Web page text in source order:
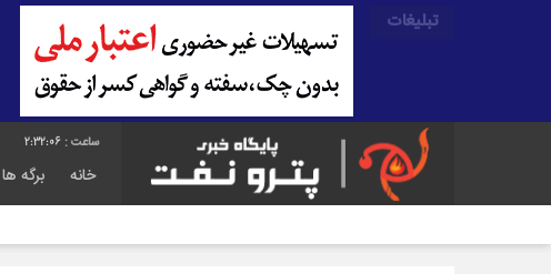
تبلیغات
2:32:07
خانه برگه ها